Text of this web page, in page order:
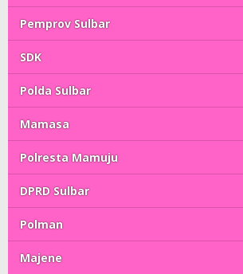
Pemprov Sulbar
SDK
Polda Sulbar
Mamasa
Polresta Mamuju
DPRD Sulbar
Polman
Majene